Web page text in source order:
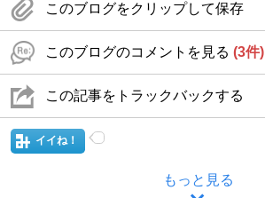
このブログをクリップして保存
このブログのコメントを見る (3件)
この記事をトラックバックする
イイね！
もっと見る